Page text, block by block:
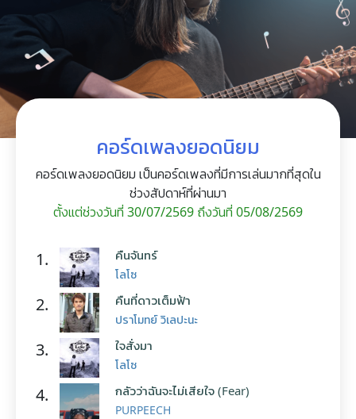
คอร์ดเพลงยอดนิยม
คอร์ดเพลงยอดนิยม เป็นคอร์ดเพลงที่มีการเล่นมากที่สุดใน
ช่วงสัปดาห์ที่ผ่านมา
ตั้งแต่ช่วงวันที่ 30/07/2569 ถึงวันที่ 05/08/2569
1. คืนจันทร์
โลโซ
2. คืนที่ดาวเต็มฟ้า
ปราโมทย์ วิเลปะนะ
3. ใจสั่งมา
โลโซ
4. กลัวว่าฉันจะไม่เสียใจ (Fear)
PURPEECH